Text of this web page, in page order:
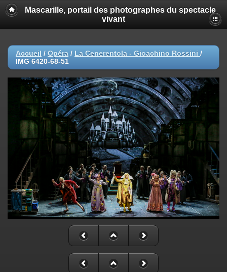
Mascarille, portail des photographes du spectacle
vivant
Accueil / Opéra / La Cenerentola - Gioachino Rossini /
IMG 6420-68-51